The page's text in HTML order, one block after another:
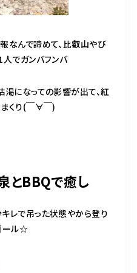
なんで諦めて、比叡山やび
でガンバフンバ
渇になっての影響が出て、紅
くり(￣∀￣)
とBBQで癒し
レで吊った状態やから登り
ール☆